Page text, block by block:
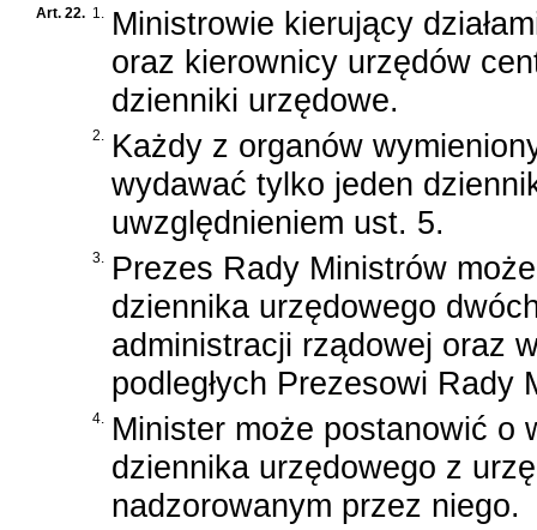
Art. 22. 1.
Ministrowie kierujący
oraz kierownicy urzędów
dzienniki urzędowe.
2.
Każdy z organów
wydawać tylko jeden
uwzględnieniem ust. 5.
3.
Prezes Rady Ministrów
dziennika urzędowego
administracji rządowej oraz
podległych Prezesowi Rady
4.
Minister może postanowić o
dziennika urzędowego z
nadzorowanym przez niego.